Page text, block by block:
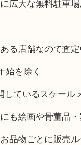
広大な無料駐車
る店舗なので査
始を除く
ているスケール
も絵画や骨董品
品物ごとに販売